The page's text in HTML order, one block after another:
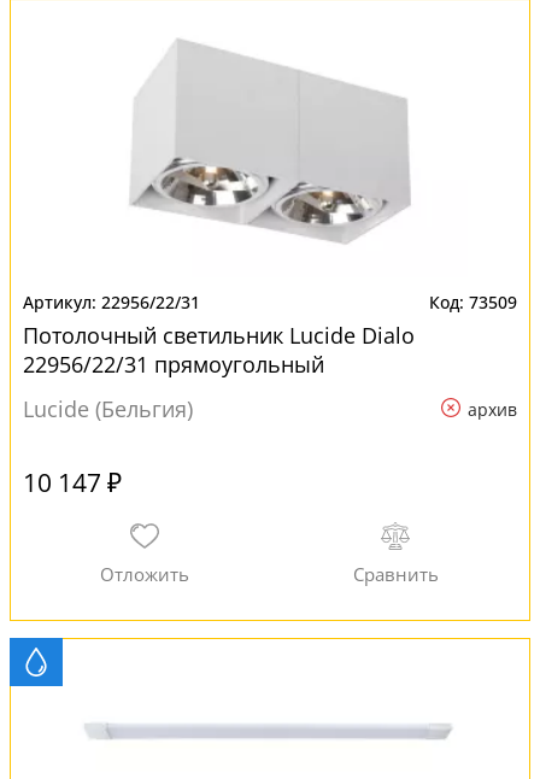
22956/22/31 73509
Потолочный светильник Lucide Dialo
22956/22/31 прямоугольный
Lucide (Бельгия)
архив
10 147 ₽